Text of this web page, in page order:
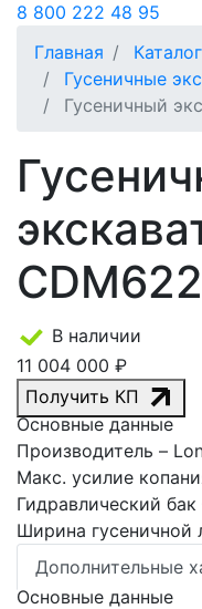
8 800 222 48 95
Главная
Гусеничные
Гусеничный
В наличии
11 004 000 ₽
Получить КП
Основные данные
Производитель –
Макс. усилие
Гидравлический бак
Ширина гусеничной
Дополнительные
Основные данные